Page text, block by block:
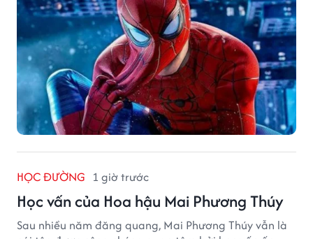
HỌC ĐƯỜNG 1 giờ trước
Học vấn của Hoa hậu Mai Phương Thúy
Sau nhiều năm đăng quang, Mai Phương Thúy vẫn là